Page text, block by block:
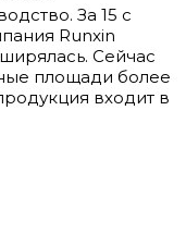
За 15 с
Runxin
Сейчас
площади более
входит в